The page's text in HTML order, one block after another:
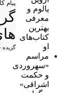
یالوم و
معرفی
بهترین
کتاب‌های
او
مراسم
«سهروردی
و حکمت
اشراقی»
پیام
گزیده